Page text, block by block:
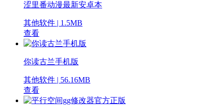
涩里番动漫最新安卓本
其他软件 | 1.5MB
查看
你读古兰手机版
其他软件 | 56.16MB
查看